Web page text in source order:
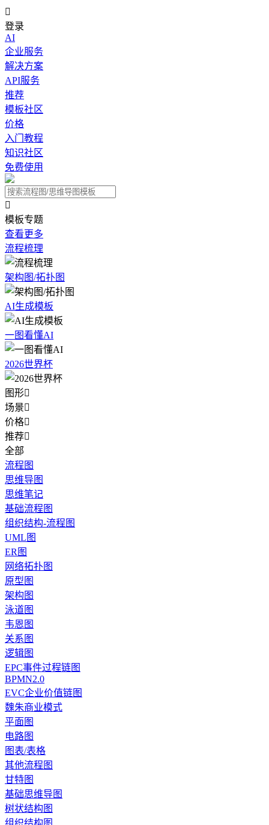

登录
AI
企业服务
解决方案
API服务
推荐
模板社区
价格
入门教程
知识社区
免费使用

模板专题
查看更多
流程梳理
架构图/拓扑图
AI生成模板
一图看懂AI
2026世界杯
图形
场景
价格
推荐
全部
流程图
思维导图
思维笔记
基础流程图
组织结构-流程图
UML图
ER图
网络拓扑图
原型图
架构图
泳道图
韦恩图
关系图
逻辑图
EPC事件过程链图
BPMN2.0
EVC企业价值链图
魏朱商业模式
平面图
电路图
图表/表格
其他流程图
甘特图
基础思维导图
树状结构图
组织结构图